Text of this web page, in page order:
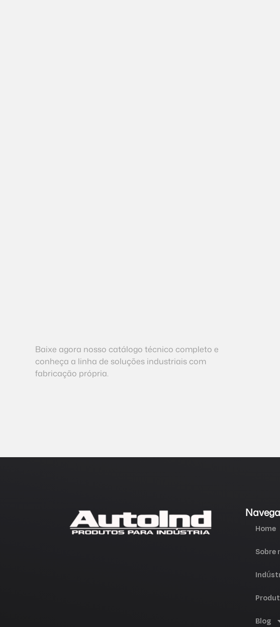
Baixe agora nosso catálogo técnico completo e
conheça a linha de soluções industriais com
fabricação própria.
Home
Sobre
Blog